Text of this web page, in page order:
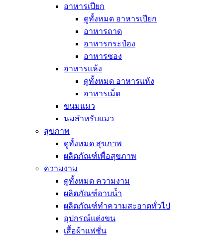
อาหารเปียก
ดูทั้งหมด อาหารเปียก
อาหารถาด
อาหารกระป๋อง
อาหารซอง
อาหารแห้ง
ดูทั้งหมด อาหารแห้ง
อาหารเม็ด
ขนมแมว
นมสำหรับแมว
สุขภาพ
ดูทั้งหมด สุขภาพ
ผลิตภัณฑ์เพื่อสุขภาพ
ความงาม
ดูทั้งหมด ความงาม
ผลิตภัณฑ์อาบน้ำ
ผลิตภัณฑ์ทำความสะอาดทั่วไป
อุปกรณ์แต่งขน
เสื้อผ้าแฟชั่น